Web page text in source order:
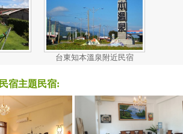
台東知本溫泉附近民宿
宿主題民宿: